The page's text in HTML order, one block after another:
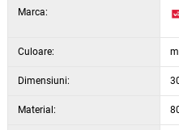
Marca:
Culoare:
Dimensiuni:
Material: